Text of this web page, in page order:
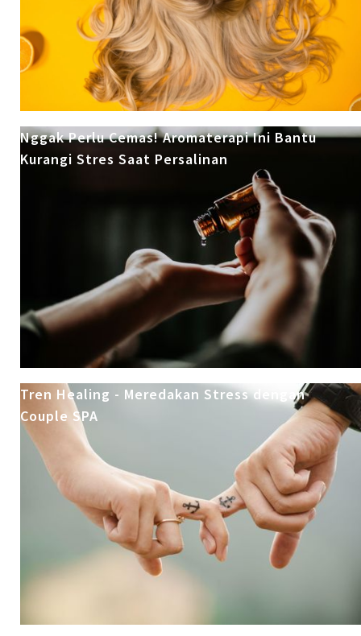
Nggak Perlu Cemas! Aromaterapi Ini Bantu
Kurangi Stres Saat Persalinan
Tren Healing - Meredakan Stress dengan
Couple SPA